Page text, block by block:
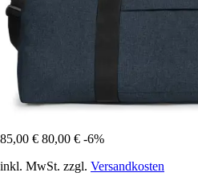
85,00 € 80,00 € -6%
inkl. MwSt. zzgl. Versandkosten